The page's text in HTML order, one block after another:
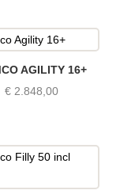
AGILITY 16+
€ 2.848,00